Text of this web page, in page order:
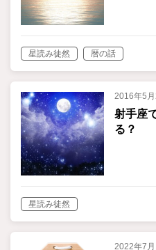
星読み徒然 暦の話
2016年5月
射手座
る？
星読み徒然
2022年7月